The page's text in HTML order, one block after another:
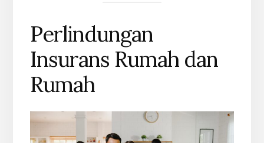
Perlindungan
Insurans Rumah dan
Rumah